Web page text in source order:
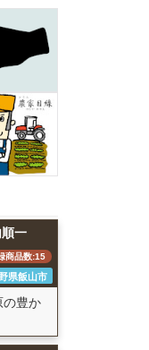
一
商品数:15
県飯山市
の豊か